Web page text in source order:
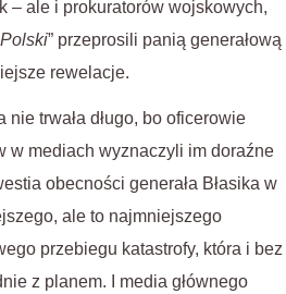
– ale i prokuratorów wojskowych,
” przeprosili panią generałową
rewelacje.
trwała długo, bo oficerowie
w mediach wyznaczyli im doraźne
obecności generała Błasika w
ale to najmniejszego
przebiegu katastrofy, która i bez
z planem. I media głównego